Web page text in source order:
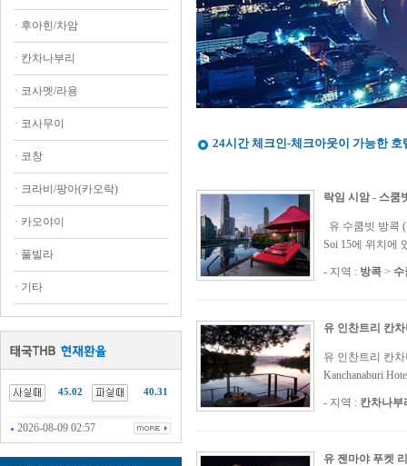
· 후아힌/차암
· 칸차나부리
· 코사멧/라용
· 코사무이
· 코창
· 크라비/팡아(카오락)
· 카오야이
· 풀빌라
· 기타
45.02 40.31
2026-08-09 02:57
24시간 체크인-체크아웃이 가능한 호
락임 시암 - 스쿰
유 수쿰빗 방콕
Soi 15에 위치에
- 지역 : 방콕 > 수
유 인찬트리 칸
유 인찬트리 칸차
Kanchanaburi
- 지역 : 칸차나부
유 젠마야 푸켓